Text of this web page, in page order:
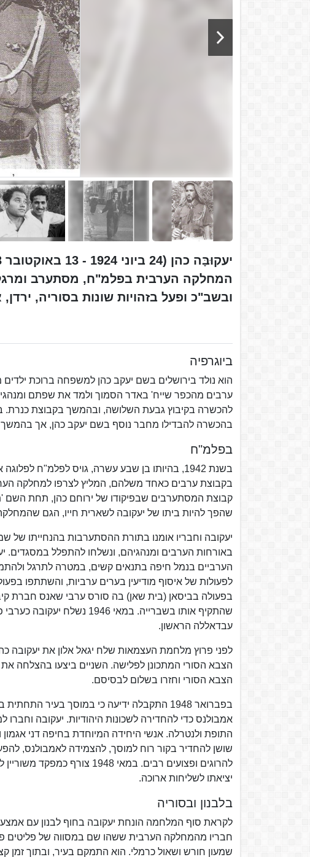
המחלקה הערבית בפלמ"ח, מסתערב
ובשב"כ ופעל בזהויות שונות בסוריה,
ביוגרפיה
הוא נולד בירושלים בשם יעקב כהן למשפחה ברוכת ילדים
להכשרה בקיבוץ גבעת השלושה, ובהמשך בקבוצת כנרת.
בהכשרה להבדילו מחבר נוסף בשם יעקב כהן, אך
בפלמ"ח
בשנת 1942, בהיותו בן שבע עשרה, גויס לפלמ"ח
בקבוצת ערבים כאחד משלהם, המליץ לצרפו למחלקה
קבוצת המסתערבים שבפיקודו של ירוחם כהן, תחת
שהפך להיות ביתו של יעקובה לשארית חייו, הגם
יעקובה וחבריו אומנו בתורת ההסתערבות בהנחייתו של
באורחות הערבים ומנהגיהם, ונשלחו להתפלל
הערביים בנמל חיפה בתנאים קשים, במטרה לתרגל
לפעולות של איסוף מודיעין בערים ערביות, והשתתפו
בפעולה בביסאן (בית שאן) בה סורס ערבי שאנס חברת
שהתקיף אותו בשברייה. במאי
עבדאללה הראשון.
לפני פרוץ מלחמת העצמאות שלח יגאל אלון את יעקובה
הצבא הסורי המתכונן לפלישה. השניים ביצעו בהצלחה
הצבא הסורי וחזרו בשלום לבסיסם.
בפברואר 1948 התקבלה ידיעה כי במוסך
אמבולנס כדי להחדירה לשכונות היהודיות. יעקובה
התופת ולנטרלה. אנשי היחידה המיוחדת בחיפה דני אגמון
שושן להחדיר בקור רוח למוסך, להצמידה לאמבולנס,
להרוגים ופצועים רבים.
יציאתו לשליחות ארוכה.
בלבנון ובסוריה
לקראת סוף המלחמה הונחת יעקובה בחוף לבנון עם
חבריו מהמחלקה הערבית ששהו שם במסווה של פליטים
שמעון חורש ושאול כרמלי. הוא התמקם בעיר, ובתוך זמן